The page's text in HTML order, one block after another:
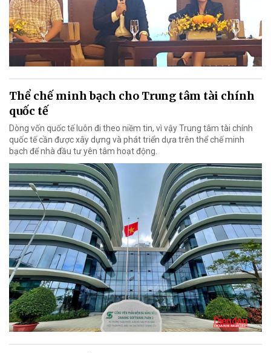
Thể chế minh bạch cho Trung tâm tài chính
quốc tế
Dòng vốn quốc tế luôn đi theo niềm tin, vì vậy Trung tâm tài chính
quốc tế cần được xây dựng và phát triển dựa trên thể chế minh
bạch để nhà đầu tư yên tâm hoạt động.